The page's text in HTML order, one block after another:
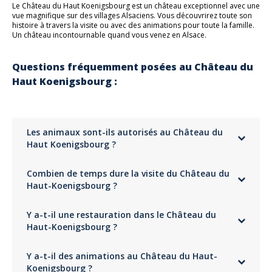
Ce billet vous donne droit à la visite libre du château.
Il n'y a pas de réseau mobile au château, téléchargez
l'ensemble de vos billets en avance (un téléchargement par
billet).
Adresse
Parking Gratuit
5 étoiles 71%
4 étoiles 10%
2 étoiles 2%
1 étoile
Commenté le 20/04/2026
Ma petite fille a découvert le château avec enthousiasme et admiration.
chaudement à tous les grands-parents
Très bien
Commenté le 09/04/2026
Très belle visite, très bien restauré. Je recommande.
Le Château du Haut Koenigsbourg est un château exceptionnel avec une
vue magnifique sur des villages Alsaciens. Vous découvrirez toute son
histoire à travers la visite ou avec des animations pour toute la famille.
Un château incontournable quand vous venez en Alsace.
Questions fréquemment posées au Château du
Haut Koenigsbourg :
Les animaux sont-ils autorisés au Château du
Haut Koenigsbourg ?
Koenigsbourg. Seuls les chiens d'assistance sont autorisés.
Combien de temps dure la visite du Château du
Haut-Koenigsbourg ?
pouvez y rester autant de temps que vous le souhaitez.
Y a-t-il une restauration dans le Château du
Haut-Koenigsbourg ?
manger des plats typiquement alsaciens, le tout dans une ambiance
médiévale et pittoresque. A l'extérieur de l’enceinte du château, vous
Y a-t-il des animations au Château du Haut-
Koenigsbourg ?